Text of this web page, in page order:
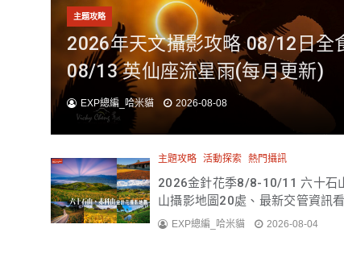
主題攻略
2026年天文攝影攻略 08/12日全
08/13 英仙座流星雨(每月更新)
EXP總編_哈米貓 2026-08-08
主題攻略 活動探索 熱門攝訊
2026金針花季8/8-10/11 六十石
山攝影地圖20處、最新交管資訊看
EXP總編_哈米貓 2026-08-04